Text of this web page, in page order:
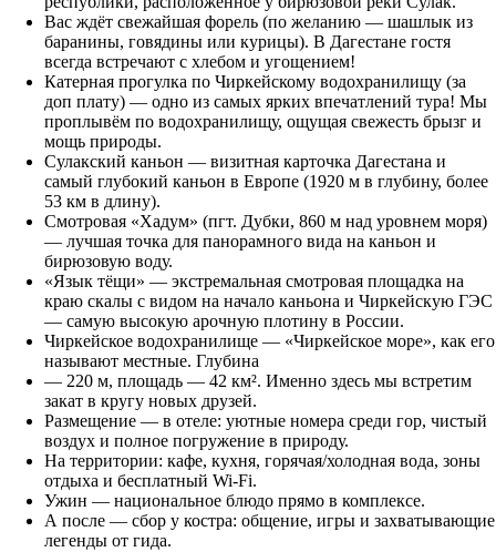
Вас ждёт свежайшая форель (по желанию — шашлык из
баранины, говядины или курицы). В Дагестане гостя
всегда встречают с хлебом и угощением!
Катерная прогулка по Чиркейскому водохранилищу (за
доп плату) — одно из самых ярких впечатлений тура! Мы
проплывём по водохранилищу, ощущая свежесть брызг и
мощь природы.
Сулакский каньон — визитная карточка Дагестана и
самый глубокий каньон в Европе (1920 м в глубину, более
53 км в длину).
Смотровая «Хадум» (пгт. Дубки, 860 м над уровнем моря)
— лучшая точка для панорамного вида на каньон и
бирюзовую воду.
«Язык тёщи» — экстремальная смотровая площадка на
краю скалы с видом на начало каньона и Чиркейскую ГЭС
— самую высокую арочную плотину в России.
Чиркейское водохранилище — «Чиркейское море», как его
называют местные. Глубина
— 220 м, площадь — 42 км². Именно здесь мы встретим
закат в кругу новых друзей.
Размещение — в отеле: уютные номера среди гор, чистый
воздух и полное погружение в природу.
На территории: кафе, кухня, горячая/холодная вода, зоны
отдыха и бесплатный Wi-Fi.
Ужин — национальное блюдо прямо в комплексе.
А после — сбор у костра: общение, игры и захватывающие
легенды от гида.